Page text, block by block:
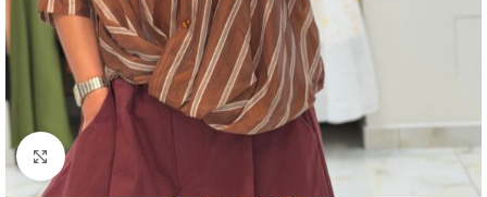
Click to enlarge